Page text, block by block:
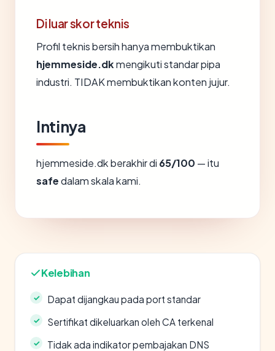
Di luar skor teknis
Profil teknis bersih hanya membuktikan
hjemmeside.dkmengikuti standar pipa
industri. TIDAK membuktikan konten jujur.
Intinya
hjemmeside.dk berakhir di 65/100 — itu
safedalam skala kami.
Kelebihan
Dapat dijangkau pada port standar
Sertifikat dikeluarkan oleh CA terkenal
Tidak ada indikator pembajakan DNS